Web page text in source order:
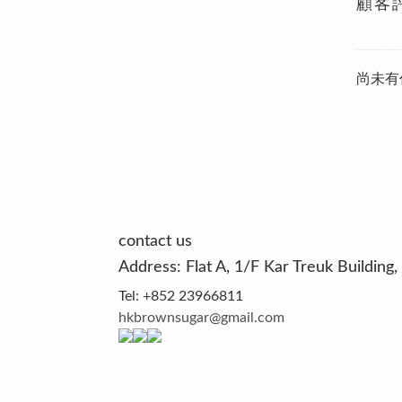
顧客
尚未
contact us
Address: Flat A, 1/F Kar Treuk
Tel: +852 23966811
hkbrownsugar@gmail.com